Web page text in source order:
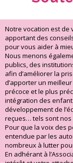
Notre vocation est de
apportant des
pour vous aider à
Nous menons
publics, des
afin d’améliorer la
d’apporter un
précoce et le plus
intégration des
développement de
reçues… tels sont nos
Pour que la voix des
entendue par les
nombreux à lutter
En adhérant à